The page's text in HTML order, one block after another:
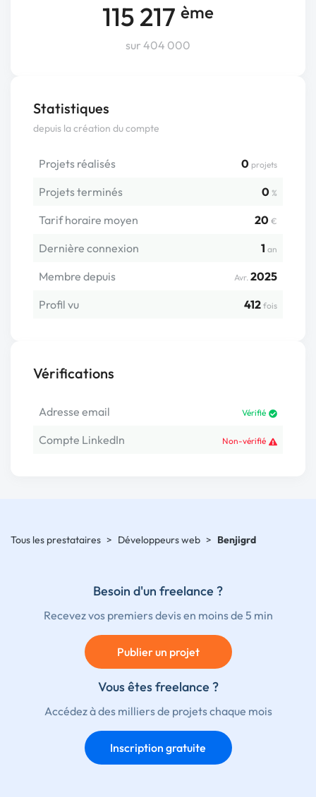
115 217 ème
sur 404 000
Statistiques
depuis la création du compte
Projets réalisés 0 projets
Projets terminés 0 %
Tarif horaire moyen 20 €
Dernière connexion 1 an
Membre depuis Avr. 2025
Profil vu
412 fois
Vérifications
Adresse email Vérifié
Compte LinkedIn Non-vérifié
Tous les prestataires > Développeurs web > Benjigrd
Besoin d'un freelance ?
Recevez vos premiers devis en moins de 5 min
Publier un projet
Vous êtes freelance ?
Accédez à des milliers de projets chaque mois
Inscription gratuite